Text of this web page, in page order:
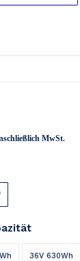
MwSt.
36V 630Wh